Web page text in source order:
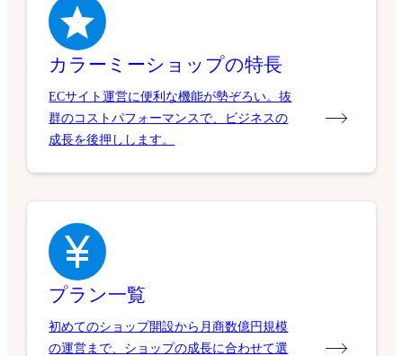
カラーミーショップの特長
ECサイト運営に便利な機能が勢ぞろい。抜
群のコストパフォーマンスで、ビジネスの
成長を後押しします。
プラン一覧
初めてのショップ開設から月商数億円規模
の運営まで、ショップの成長に合わせて選